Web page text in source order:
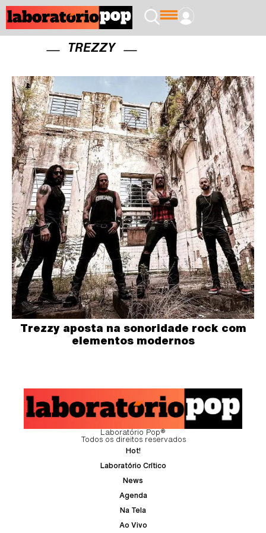
TREZZY
Trezzy aposta na sonoridade rock com
elementos modernos
Laboratório Pop®
Todos os direitos reservados
Hot!
Laboratório Crítico
News
Agenda
Na Tela
Ao Vivo